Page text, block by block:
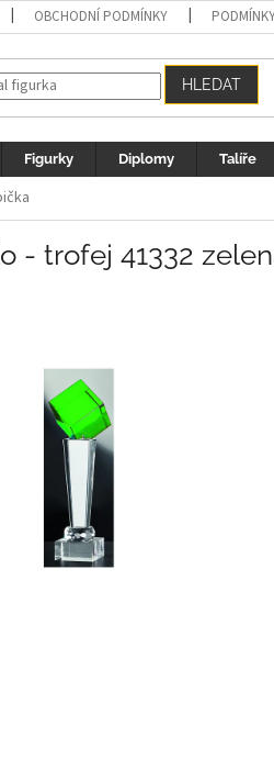
OBCHODNÍ PODMÍNKY
HLEDAT
Figurky Diplomy Talíře
- trofej 41332